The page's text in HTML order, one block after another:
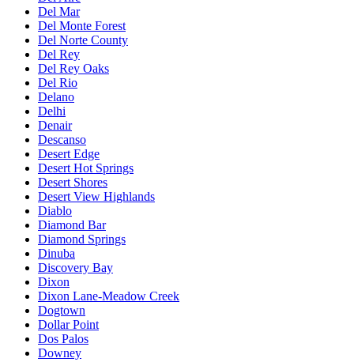
Del Mar
Del Monte Forest
Del Norte County
Del Rey
Del Rey Oaks
Del Rio
Delano
Delhi
Denair
Descanso
Desert Edge
Desert Hot Springs
Desert Shores
Desert View Highlands
Diablo
Diamond Bar
Diamond Springs
Dinuba
Discovery Bay
Dixon
Dixon Lane-Meadow Creek
Dogtown
Dollar Point
Dos Palos
Downey